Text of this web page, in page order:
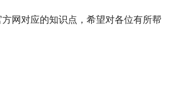
网对应的知识点，希望对各位有所帮